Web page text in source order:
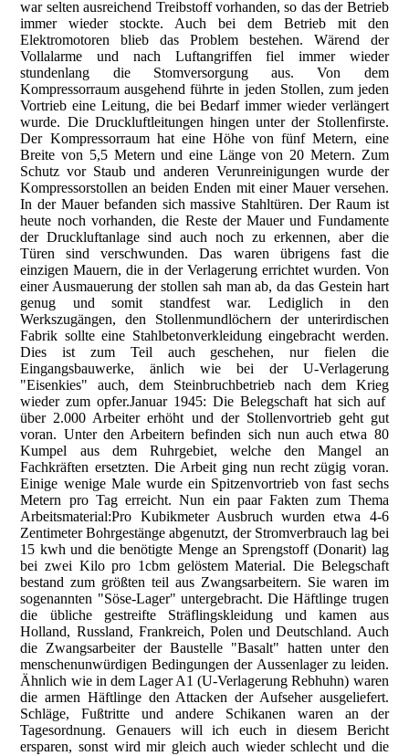
war selten ausreichend Treibstoff vorhanden, so das der Betrieb
immer wieder stockte. Auch bei dem Betrieb mit den
Elektromotoren blieb das Problem bestehen. Wärend der
Vollalarme und nach Luftangriffen fiel immer wieder
stundenlang die Stomversorgung aus. Von dem
Kompressorraum ausgehend führte in jeden Stollen, zum jeden
Vortrieb eine Leitung, die bei Bedarf immer wieder verlängert
wurde. Die Druckluftleitungen hingen unter der Stollenfirste.
Der Kompressorraum hat eine Höhe von fünf Metern, eine
Breite von 5,5 Metern und eine Länge von 20 Metern. Zum
Schutz vor Staub und anderen Verunreinigungen wurde der
Kompressorstollen an beiden Enden mit einer Mauer versehen.
In der Mauer befanden sich massive Stahltüren. Der Raum ist
heute noch vorhanden, die Reste der Mauer und Fundamente
der Druckluftanlage sind auch noch zu erkennen, aber die
Türen sind verschwunden. Das waren übrigens fast die
einzigen Mauern, die in der Verlagerung errichtet wurden. Von
einer Ausmauerung der stollen sah man ab, da das Gestein hart
genug und somit standfest war. Lediglich in den
Werkszugängen, den Stollenmundlöchern der unterirdischen
Fabrik sollte eine Stahlbetonverkleidung eingebracht werden.
Dies ist zum Teil auch geschehen, nur fielen die
Eingangsbauwerke, änlich wie bei der U-Verlagerung
"Eisenkies" auch, dem Steinbruchbetrieb nach dem Krieg
wieder zum opfer.Januar 1945: Die Belegschaft hat sich auf
über 2.000 Arbeiter erhöht und der Stollenvortrieb geht gut
voran. Unter den Arbeitern befinden sich nun auch etwa 80
Kumpel aus dem Ruhrgebiet, welche den Mangel an
Fachkräften ersetzten. Die Arbeit ging nun recht zügig voran.
Einige wenige Male wurde ein Spitzenvortrieb von fast sechs
Metern pro Tag erreicht. Nun ein paar Fakten zum Thema
Arbeitsmaterial:Pro Kubikmeter Ausbruch wurden etwa 4-6
Zentimeter Bohrgestänge abgenutzt, der Stromverbrauch lag bei
15 kwh und die benötigte Menge an Sprengstoff (Donarit) lag
bei zwei Kilo pro 1cbm gelöstem Material. Die Belegschaft
bestand zum größten teil aus Zwangsarbeitern. Sie waren im
sogenannten "Söse-Lager" untergebracht. Die Häftlinge trugen
die übliche gestreifte Sträflingskleidung und kamen aus
Holland, Russland, Frankreich, Polen und Deutschland. Auch
die Zwangsarbeiter der Baustelle "Basalt" hatten unter den
menschenunwürdigen Bedingungen der Aussenlager zu leiden.
Ähnlich wie in dem Lager A1 (U-Verlagerung Rebhuhn) waren
die armen Häftlinge den Attacken der Aufseher ausgeliefert.
Schläge, Fußtritte und andere Schikanen waren an der
Tagesordnung. Genauers will ich euch in diesem Bericht
ersparen, sonst wird mir gleich auch wieder schlecht und die